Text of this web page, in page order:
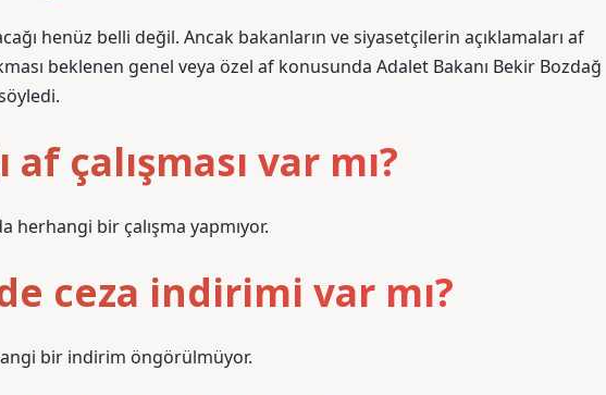
henüz belli değil. Ancak bakanların ve siyasetçilerin açıklamaları af
beklenen genel veya özel af konusunda Adalet Bakanı Bekir Bozdağ
çalışması var mı?
herhangi bir çalışma yapmıyor.
ceza indirimi var mı?
bir indirim öngörülmüyor.